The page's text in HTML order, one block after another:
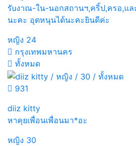
รัuงาณ-ใน-นอกสถานฯ,คริ้ป,ครอ,แ
นะคะ อุตหนุนได้นะคะยินดีค่ะ
หญิง 24
กรุงเทพมหานคร
ทั้งหมด
931
diiz kitty
หาคุย​เพื่อน​เพื่อน​มา*อะ
หญิง 30